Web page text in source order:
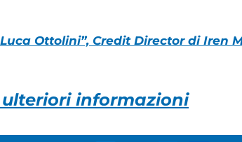
Ottolini”, Credit Director di Iren
informazioni